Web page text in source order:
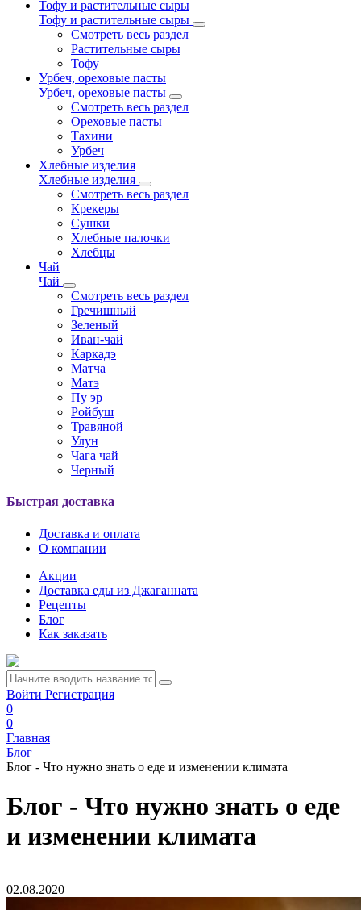
Тофу и растительные сыры
Тофу и растительные сыры
Смотреть весь раздел
Растительные сыры
Тофу
Урбеч, ореховые пасты
Урбеч, ореховые пасты
Смотреть весь раздел
Ореховые пасты
Тахини
Урбеч
Хлебные изделия
Хлебные изделия
Смотреть весь раздел
Крекеры
Сушки
Хлебные палочки
Хлебцы
Чай
Чай
Смотреть весь раздел
Гречишный
Зеленый
Иван-чай
Каркадэ
Матча
Матэ
Пу эр
Ройбуш
Травяной
Улун
Чага чай
Черный
Быстрая доставка
Доставка и оплата
О компании
Акции
Доставка еды из Джаганната
Рецепты
Блог
Как заказать
Войти Регистрация
0
0
Главная
Блог
Блог - Что нужно знать о еде и изменении климата
Блог - Что нужно знать о еде
и изменении климата
02.08.2020